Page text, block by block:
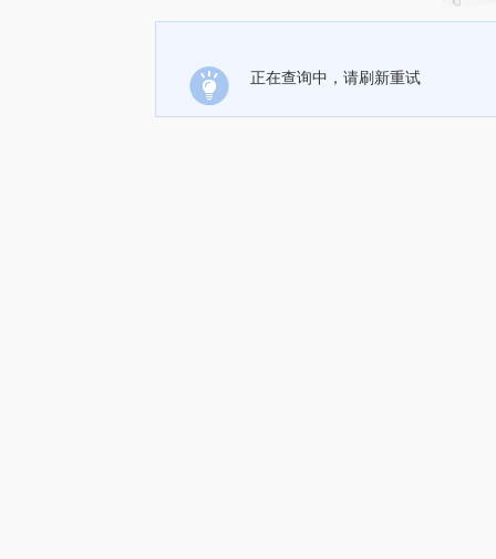
正在查询中，请刷新重试